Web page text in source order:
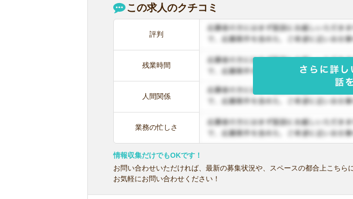
この求人のクチコミ
評判
残業時間
人間関係
業務の忙しさ
情報収集だけでもOKです！
お問い合わせいただければ、最新の募集状況や、スペースの都合上こちら
お気軽にお問い合わせください！